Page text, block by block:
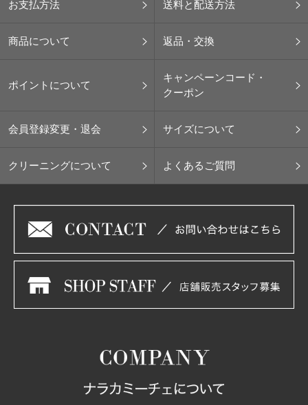
お支払方法 送料と配送方法
商品について 返品・交換
ポイントについて
キャンペーンコード・
クーポン
会員登録変更・退会 サイズについて
クリーニングについて よくあるご質問